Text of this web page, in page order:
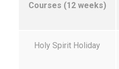
Courses (12 weeks)
Holy Spirit Holiday